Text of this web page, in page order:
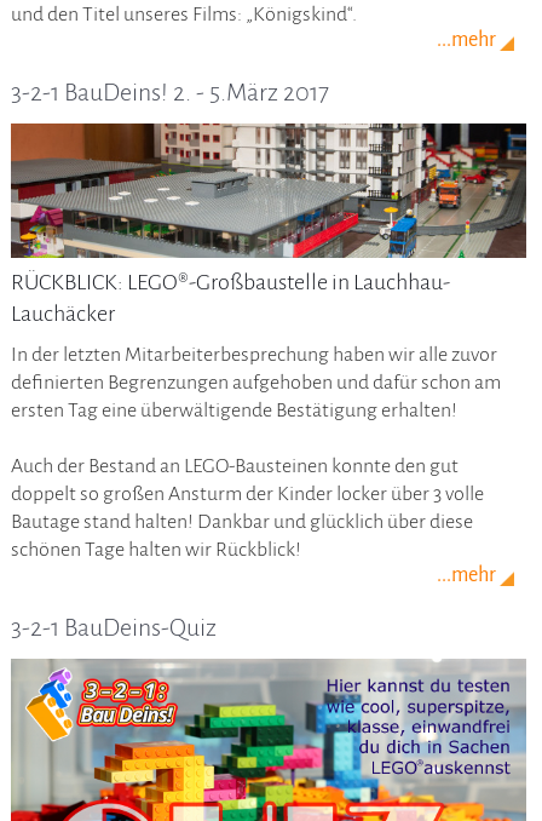
und den Titel unseres Films: „Königskind“.
...mehr
3-2-1 BauDeins! 2. - 5.März 2017
RÜCKBLICK: LEGO®-Großbaustelle in Lauchhau-
Lauchäcker
In der letzten Mitarbeiterbesprechung haben wir alle zuvor
definierten Begrenzungen aufgehoben und dafür schon am
ersten Tag eine überwältigende Bestätigung erhalten!
Auch der Bestand an LEGO-Bausteinen konnte den gut
doppelt so großen Ansturm der Kinder locker über 3 volle
Bautage stand halten! Dankbar und glücklich über diese
schönen Tage halten wir Rückblick!
...mehr
3-2-1 BauDeins-Quiz